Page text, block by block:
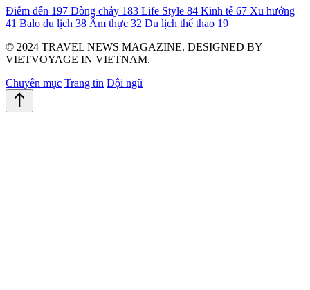
Điểm đến 197 Dòng chảy 183 Life Style 84 Kinh tế 67 Xu hướng
41 Balo du lịch 38 Ẩm thực 32 Du lịch thể thao 19
© 2024 TRAVEL NEWS MAGAZINE. DESIGNED BY
VIETVOYAGE IN VIETNAM.
Chuyên mục Trang tin Đội ngũ
north